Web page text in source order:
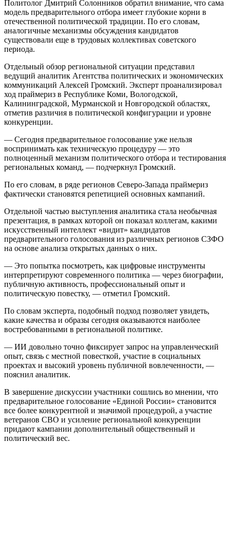
Политолог Дмитрий Солонников обратил внимание, что сама
модель предварительного отбора имеет глубокие корни в
отечественной политической традиции. По его словам,
аналогичные механизмы обсуждения кандидатов
существовали еще в трудовых коллективах советского
периода.
Отдельный обзор региональной ситуации представил
ведущий аналитик Агентства политических и экономических
коммуникаций Алексей Громский. Эксперт проанализировал
ход праймериз в Республике Коми, Вологодской,
Калининградской, Мурманской и Новгородской областях,
отметив различия в политической конфигурации и уровне
конкуренции.
— Сегодня предварительное голосование уже нельзя
воспринимать как техническую процедуру — это
полноценный механизм политического отбора и тестирования
региональных команд, — подчеркнул Громский.
По его словам, в ряде регионов Северо-Запада праймериз
фактически становятся репетицией основных кампаний.
Отдельной частью выступления аналитика стала необычная
презентация, в рамках которой он показал коллегам, какими
искусственный интеллект «видит» кандидатов
предварительного голосования из различных регионов СЗФО
на основе анализа открытых данных о них.
— Это попытка посмотреть, как цифровые инструменты
интерпретируют современного политика — через биографии,
публичную активность, профессиональный опыт и
политическую повестку, — отметил Громский.
По словам эксперта, подобный подход позволяет увидеть,
какие качества и образы сегодня оказываются наиболее
востребованными в региональной политике.
— ИИ довольно точно фиксирует запрос на управленческий
опыт, связь с местной повесткой, участие в социальных
проектах и высокий уровень публичной вовлеченности, —
пояснил аналитик.
В завершение дискуссии участники сошлись во мнении, что
предварительное голосование «Единой России» становится
все более конкурентной и значимой процедурой, а участие
ветеранов СВО и усиление региональной конкуренции
придают кампании дополнительный общественный и
политический вес.